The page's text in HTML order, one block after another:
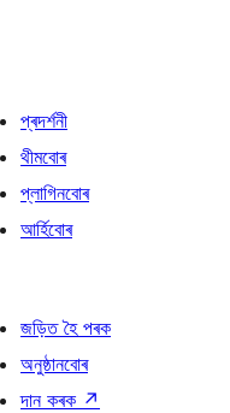
প্ৰদৰ্শনী
থীমবোৰ
প্লাগিনবোৰ
আৰ্হিবোৰ
জড়িত হৈ পৰক
অনুষ্ঠানবোৰ
দান কৰক ↗